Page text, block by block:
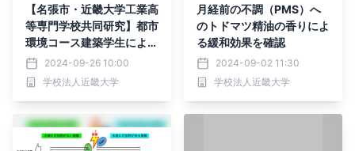
【名張市・近畿大学工業高
等専門学校共同研究】都市
環境コース建築学生による
展示・発表会について
2024-09-26 10:00
学校法人近畿大学
月経前の不調（PMS）へ
のトドマツ精油の香りによ
る緩和効果を確認
2024-09-02 11:30
学校法人近畿大学